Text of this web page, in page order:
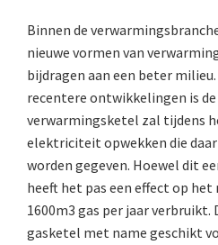
Binnen de
nieuwe vormen van
bijdragen aan een beter
recentere ontwikkelingen is de
verwarmingsketel zal tijdens
elektriciteit opwekken die
worden gegeven. Hoewel dit
heeft het pas een effect op
1600m3 gas per jaar verbruikt.
gasketel met name geschikt